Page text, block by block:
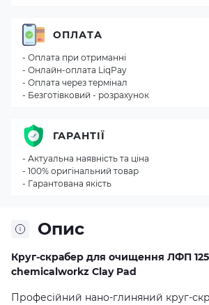
Опис
Круг-скрабер для очищення ЛФП
chemicalworkz Clay Pad
Професійний нано-глиняний круг-
ОПЛАТА
- Оплата при отриманні
- Онлайн-оплата LiqPay
- Оплата через термінал
- Безготівковий - розрахунок
ГАРАНТІЇ
- Актуальна наявність та ціна
- 100% оригінальний товар
- Гарантована якість